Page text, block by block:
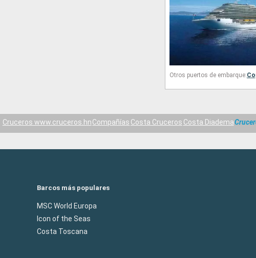
Otros puertos de embarque:
Cruceros www.cruceros.hnCompañías Costa Cruceros Costa Diadema
Barcos más populares
MSC World Europa
Icon of the Seas
Costa Toscana